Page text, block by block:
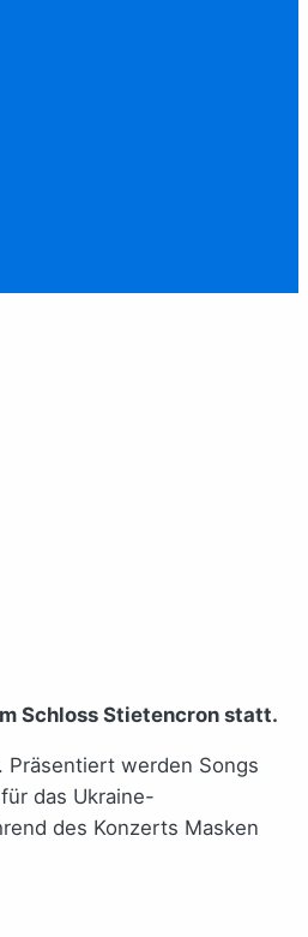
Schloss Stietencron statt.
Präsentiert werden Songs
das Ukraine-
des Konzerts Masken